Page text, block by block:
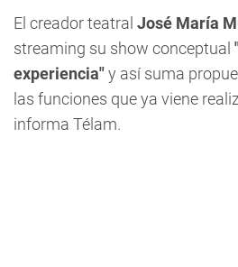
El creador teatral José María
streaming su show conceptual
experiencia"y así suma
las funciones que ya viene
informa Télam.